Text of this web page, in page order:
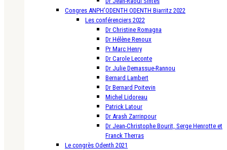
Congres ANPH’ODENTH ODENTH Biarritz 2022
Les conférenciers 2022
Dr Christine Romagna
Dr Hélène Renoux
Pr Marc Henry
Dr Carole Leconte
Dr Julie Demassue-Rannou
Bernard Lambert
Dr Bernard Poitevin
Michel Lidoreau
Patrick Latour
Dr Arash Zarrinpour
Dr Jean-Christophe Bourit, Serge Henrotte et
Franck Therras
Le congrès Odenth 2021